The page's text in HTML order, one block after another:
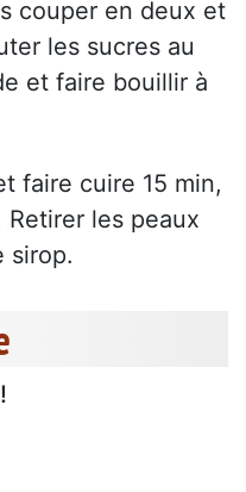
couper en deux et
les sucres au
et faire bouillir à
faire cuire 15 min,
les peaux
sirop.